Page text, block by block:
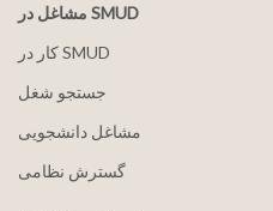
مشاغل در SMUD
کار در SMUD
جستجو شغل
مشاغل دانشجویی
گسترش نظامی